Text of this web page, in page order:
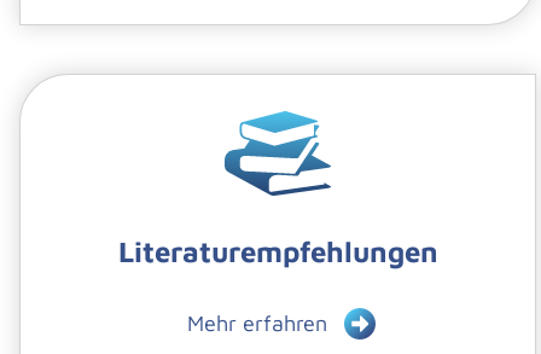
Literaturempfehlungen
Mehr erfahren